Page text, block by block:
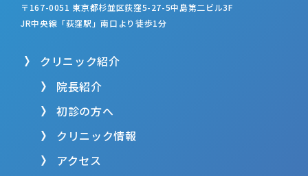
〒167-0051 東京都杉並区荻窪5-27-5中島第二ビル3F
JR中央線「荻窪駅」南口より徒歩1分
クリニック紹介
院長紹介
初診の方へ
クリニック情報
アクセス